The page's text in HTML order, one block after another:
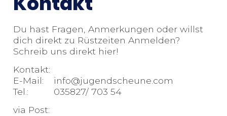
Du hast Fragen, Anmerkungen oder willst
dich direkt zu Rüstzeiten Anmelden?
Schreib uns direkt hier!
Kontakt:
E-Mail: info@jugendscheune.com
Tel.: 035827/ 703 54
via Post: